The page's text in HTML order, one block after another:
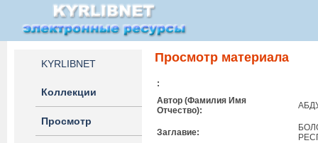
KYRLIBNET
Коллекции
Просмотр
Просмотр материала
:
Автор (Фамилия Имя
Отчество):
Заглавие: